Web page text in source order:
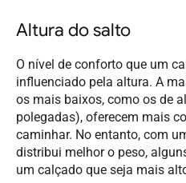
Altura do salto
O nível de conforto que um
influenciado pela altura. A
os mais baixos, como os de
polegadas), oferecem mais
caminhar. No entanto, com
distribui melhor o peso,
um calçado que seja mais